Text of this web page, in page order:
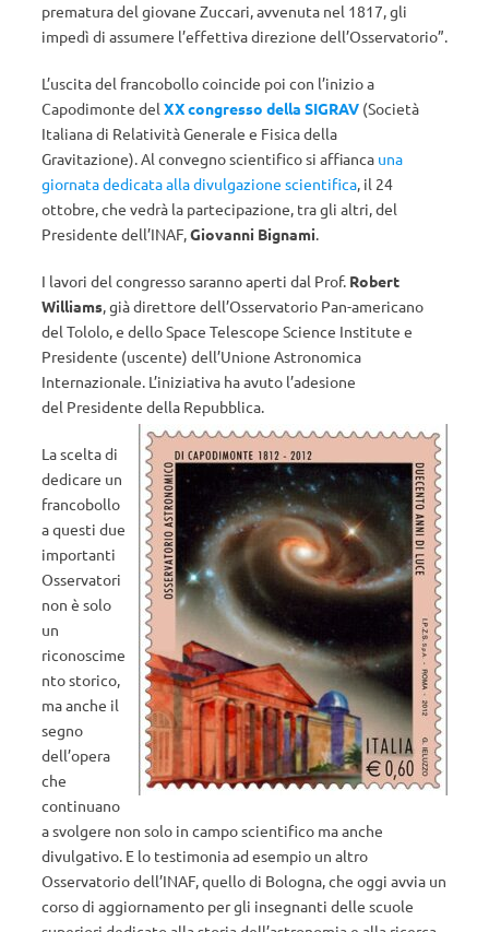
prematura del giovane Zuccari, avvenuta nel 1817, gli
impedì di assumere l’effettiva direzione dell’Osservatorio”.
L’uscita del francobollo coincide poi con l’inizio a
Capodimonte del XX congresso della SIGRAV (Società
Italiana di Relatività Generale e Fisica della
Gravitazione). Al convegno scientifico si affianca una
giornata dedicata alla divulgazione scientifica, il 24
ottobre, che vedrà la partecipazione, tra gli altri, del
Presidente dell’INAF,Giovanni Bignami.
I lavori del congresso saranno aperti dal Prof. Robert
Williams, già direttore dell’Osservatorio Pan-americano
del Tololo, e dello Space Telescope Science Institute e
Presidente (uscente) dell’Unione Astronomica
Internazionale. L’iniziativa ha avuto l’adesione
del Presidente della Repubblica.
La scelta di
dedicare un
francobollo
a questi due
importanti
Osservatori
non è solo
un
riconoscime
nto storico,
ma anche il
segno
dell’opera
che
continuano
a svolgere non solo in campo scientifico ma anche
divulgativo. E lo testimonia ad esempio un altro
Osservatorio dell’INAF, quello di Bologna, che oggi avvia un
corso di aggiornamento per gli insegnanti delle scuole